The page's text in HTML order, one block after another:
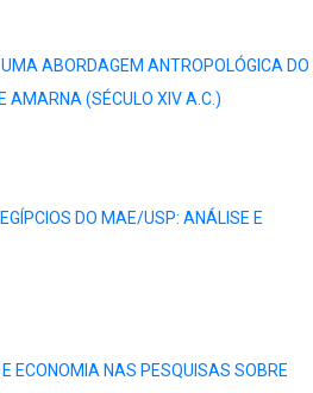
ABORDAGEM ANTROPOLÓGICA DO
AMARNA (SÉCULO XIV A.C.)
DO MAE/USP: ANÁLISE E
ECONOMIA NAS PESQUISAS SOBRE